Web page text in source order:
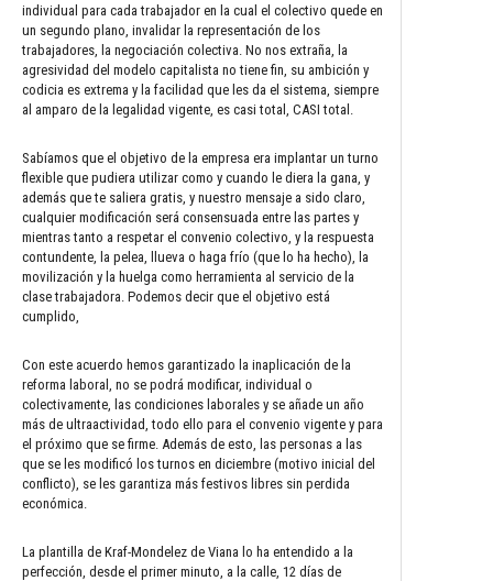
individual para cada trabajador en la cual el colectivo quede en
un segundo plano, invalidar la representación de los
trabajadores, la negociación colectiva. No nos extraña, la
agresividad del modelo capitalista no tiene fin, su ambición y
codicia es extrema y la facilidad que les da el sistema, siempre
al amparo de la legalidad vigente, es casi total, CASI total.
Sabíamos que el objetivo de la empresa era implantar un turno
flexible que pudiera utilizar como y cuando le diera la gana, y
además que te saliera gratis, y nuestro mensaje a sido claro,
cualquier modificación será consensuada entre las partes y
mientras tanto a respetar el convenio colectivo, y la respuesta
contundente, la pelea, llueva o haga frío (que lo ha hecho), la
movilización y la huelga como herramienta al servicio de la
clase trabajadora. Podemos decir que el objetivo está
cumplido,
Con este acuerdo hemos garantizado la inaplicación de la
reforma laboral, no se podrá modificar, individual o
colectivamente, las condiciones laborales y se añade un año
más de ultraactividad, todo ello para el convenio vigente y para
el próximo que se firme. Además de esto, las personas a las
que se les modificó los turnos en diciembre (motivo inicial del
conflicto), se les garantiza más festivos libres sin perdida
económica.
La plantilla de Kraf-Mondelez de Viana lo ha entendido a la
perfección, desde el primer minuto, a la calle, 12 días de